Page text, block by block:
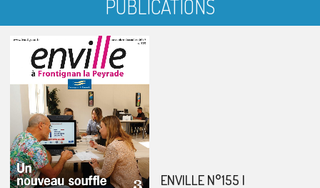
PUBLICATIONS
ENVILLE N°155 |